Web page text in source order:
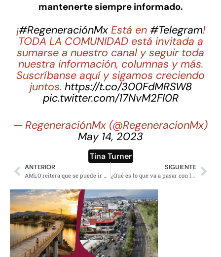
mantenerte siempre informado.
¡#RegeneraciónMxEstá en #Telegram!
TODA LA COMUNIDAD está invitada a
sumarse a nuestro canal y seguir toda
nuestra información, columnas y más.
Suscríbanse aquí y sigamos creciendo
juntos. https://t.co/300FdMRSW8
pic.twitter.com/17NvM2FI0R
— RegeneraciónMx (@RegeneracionMx)
May 14, 2023
Tina Turner
ANTERIOR
AMLO reitera que se puede ir por la compra de Banamex
SIGUIENTE
¿Qué es lo que va a pasar con los clientes de Banamex tras anuncio de Citi?